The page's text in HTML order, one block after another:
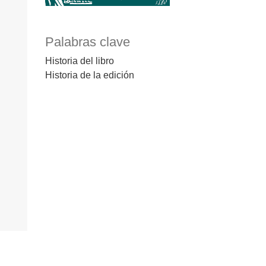
Palabras clave
Historia del libro
Historia de la edición